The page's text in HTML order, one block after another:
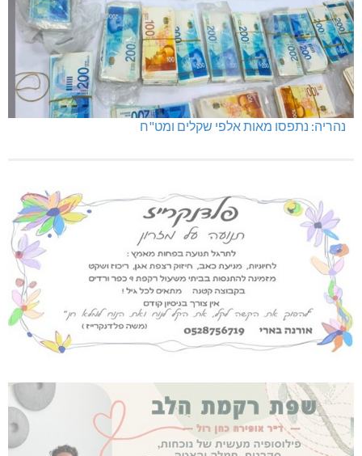
נהריה: נתפסו מאות אלפי שקלים ומט"ח